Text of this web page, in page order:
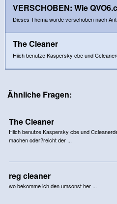
VERSCHOBEN: Wie
Dieses Thema wurde verschoben nach
The Cleaner
Hiich benutze Kaspersky cbe und
Ähnliche Fragen:
The Cleaner
Hiich benutze Kaspersky cbe und
machen oder?reicht der ...
reg cleaner
wo bekomme ich den umsonst her ...